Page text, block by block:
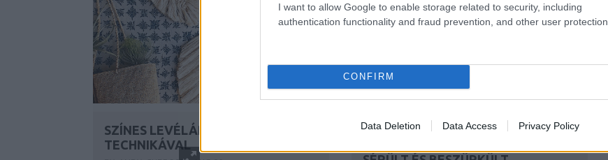
I want to allow Google to enable storage related to security, including
authentication functionality and fraud prevention, and other user protection.
CONFIRM
Data Deletion Data Access Privacy Policy
SZÍNES LEVÉLÁRADAT MAKRAMÉ
TECHNIKÁVAL
KIS SZEKRÉNYKÉINK ÚJ RUHÁJA,